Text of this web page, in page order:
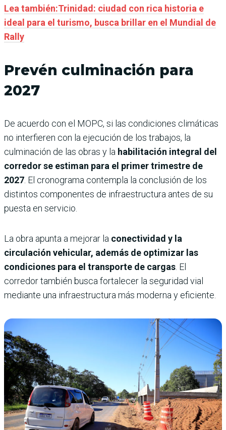
Lea también:Trinidad: ciudad con rica historia e
ideal para el turismo, busca brillar en el Mundial de
Rally
Prevén culminación para
2027
De acuerdo con el MOPC, si las condiciones climáticas
no interfieren con la ejecución de los trabajos, la
culminación de las obras y la habilitación integral del
corredor se estiman para el primer trimestre de
2027 . El cronograma contempla la conclusión de los
distintos componentes de infraestructura antes de su
puesta en servicio.
La obra apunta a mejorar la conectividad y la
circulación vehicular, además de optimizar las
condiciones para el transporte de cargas . El
corredor también busca fortalecer la seguridad vial
mediante una infraestructura más moderna y eficiente.